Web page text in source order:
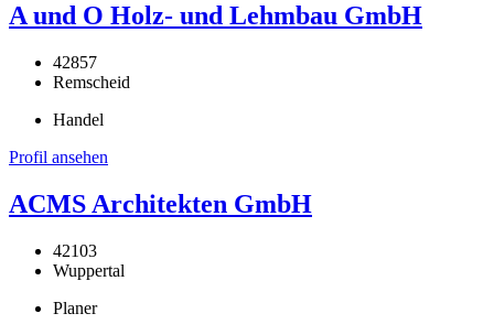
A und O Holz- und Lehmbau GmbH
42857
Remscheid
Handel
Profil ansehen
ACMS Architekten GmbH
42103
Wuppertal
Planer